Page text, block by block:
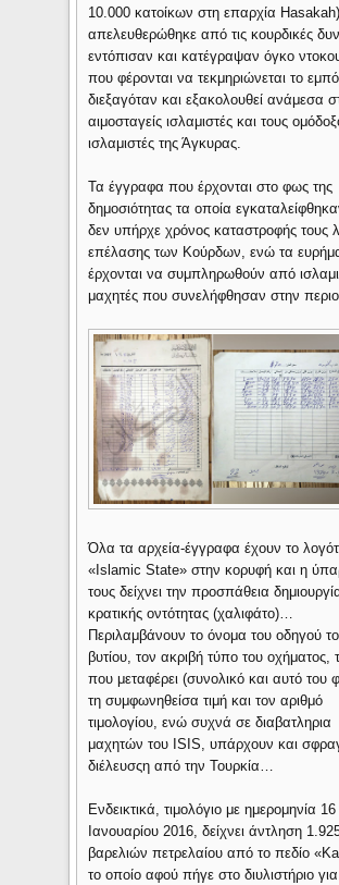
10.000 κατοίκων στη επαρχία
απελευθερώθηκε από τις κουρδικές
εντόπισαν και κατέγραψαν όγκο
που φέρονται να τεκμηριώνεται το
διεξαγόταν και εξακολουθεί ανάμεσα
αιμοσταγείς ισλαμιστές και τους
ισλαμιστές της Άγκυρας.
Τα έγγραφα που έρχονται στο φως της
δημοσιότητας τα οποία
δεν υπήρχε χρόνος καταστροφής τους
επέλασης των Κούρδων, ενώ τα
έρχονται να συμπληρωθούν από
μαχητές που συνελήφθησαν στην
Όλα τα αρχεία-έγγραφα έχουν το
«Islamic State» στην κορυφή και η
τους δείχνει την προσπάθεια
κρατικής οντότητας (χαλιφάτο)…
Περιλαμβάνουν το όνομα του οδηγού
βυτίου, τον ακριβή τύπο του οχήματος,
που μεταφέρει (συνολικό και αυτό του
τη συμφωνηθείσα τιμή και τον αριθμό
τιμολογίου, ενώ συχνά σε διαβατληρια
μαχητών του ISIS, υπάρχουν και
διέλευσςη από την Τουρκία…
Ενδεικτικά, τιμολόγιο με ημερομηνία 16
Ιανουαρίου 2016, δείχνει άντληση
βαρελιών πετρελαίου από το πεδίο
το οποίο αφού πήγε στο διυλιστήριο για